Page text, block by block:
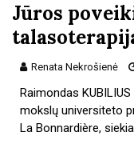
Jūros
Renata Nekrošienė
Raimondas
mokslų universiteto
La Bonnardière,